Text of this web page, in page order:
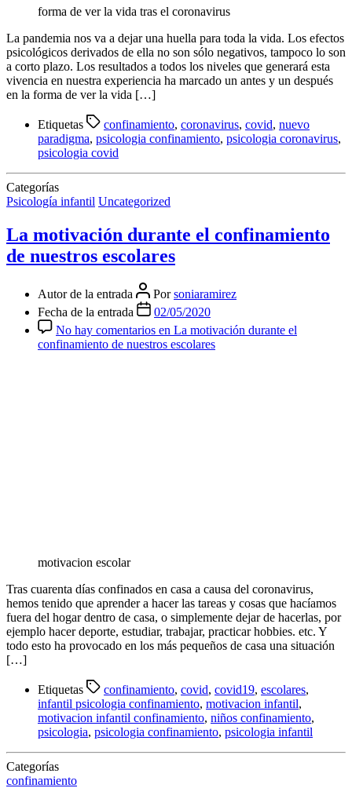
forma de ver la vida tras el coronavirus
La pandemia nos va a dejar una huella para toda la vida. Los efectos
psicológicos derivados de ella no son sólo negativos, tampoco lo son
a corto plazo. Los resultados a todos los niveles que generará esta
vivencia en nuestra experiencia ha marcado un antes y un después
en la forma de ver la vida […]
Etiquetas confinamiento, coronavirus, covid, nuevo
paradigma, psicologia confinamiento, psicologia coronavirus,
psicologia covid
Categorías
Psicología infantil Uncategorized
La motivación durante el confinamiento
de nuestros escolares
Autor de la entrada Porsoniaramirez
Fecha de la entrada
02/05/2020
No hay comentarios en La motivación durante el
confinamiento de nuestros escolares
motivacion escolar
Tras cuarenta días confinados en casa a causa del coronavirus,
hemos tenido que aprender a hacer las tareas y cosas que hacíamos
fuera del hogar dentro de casa, o simplemente dejar de hacerlas, por
ejemplo hacer deporte, estudiar, trabajar, practicar hobbies. etc. Y
todo esto ha provocado en los más pequeños de casa una situación
[…]
Etiquetas confinamiento, covid, covid19, escolares,
infantil psicologia confinamiento, motivacion infantil,
motivacion infantil confinamiento, niños confinamiento,
psicologia, psicologia confinamiento, psicologia infantil
Categorías
confinamiento